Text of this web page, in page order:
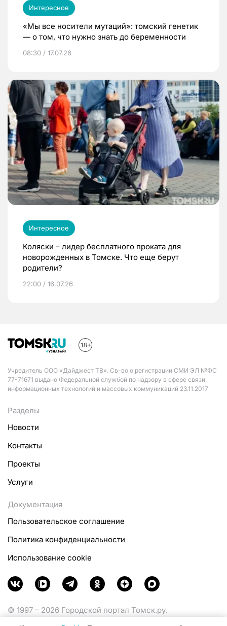
Интересное
«Мы все носители мутаций»: томский генетик
— о том, что нужно знать до беременности
08:30 / 17.07.26
Интересное
Коляски – лидер бесплатного проката для
новорожденных в Томске. Что еще берут
родители?
22:00 / 16.07.26
Учредитель ООО «Дайджест ТВ». Св-во о регистрации СМИ ЭЛ №ФС
77-71671 выдано Федеральной службой по надзору в сфере связи,
информационных технологий и массовых коммуникаций 23.11.2017
Разделы
Новости
Контакты
Проекты
Услуги
Документация
Пользовательское соглашение
Политика конфиденциальности
Использование cookie
© 1997 – 2026 Городской портал Томск.ру.